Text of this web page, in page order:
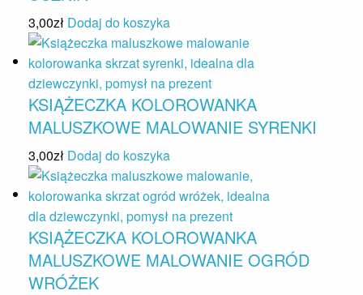
3,00zł Dodaj do koszyka
KSIĄŻECZKA KOLOROWANKA
MALUSZKOWE MALOWANIE SYRENKI
3,00zł Dodaj do koszyka
KSIĄŻECZKA KOLOROWANKA
MALUSZKOWE MALOWANIE OGRÓD
WRÓŻEK